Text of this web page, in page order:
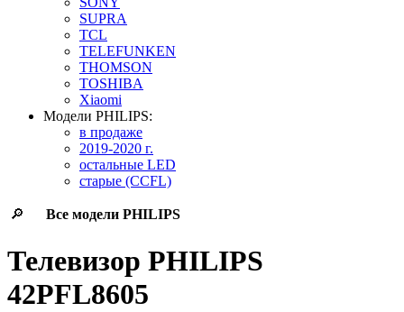
SUPRA
TCL
TELEFUNKEN
THOMSON
TOSHIBA
Xiaomi
Модели PHILIPS:
в продаже
2019-2020 г.
остальные LED
старые (CCFL)
🔎 Все модели PHILIPS
Телевизор PHILIPS
42PFL8605